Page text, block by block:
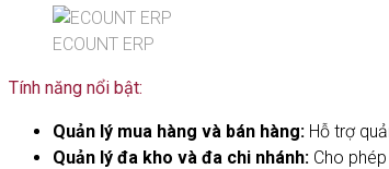
ECOUNT ERP
Tính năng nổi bật:
Quản lý mua hàng và bán hàng: Hỗ trợ
Quản lý đa kho và đa chi nhánh: Cho